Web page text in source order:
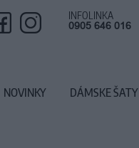
INFOLINKA
0905 646 016
NOVINKY DÁMSKE ŠATY